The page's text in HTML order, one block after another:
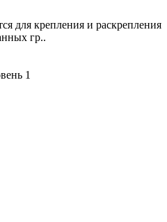
для крепления и раскрепления
гр..
1